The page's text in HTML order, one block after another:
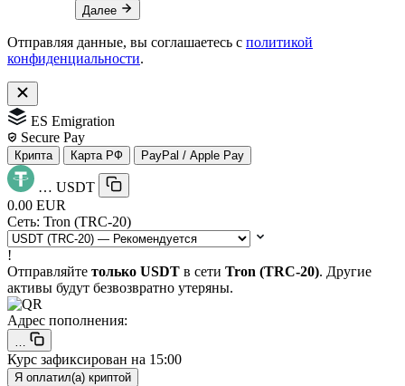
Далее
Отправляя данные, вы соглашаетесь с политикой
конфиденциальности.
ES Emigration
Secure Pay
Крипта Карта РФ PayPal / Apple Pay
… USDT
0.00 EUR
Сеть: Tron (TRC-20)
!
Отправляйте только USDT в сети Tron (TRC-20). Другие
активы будут безвозвратно утеряны.
Адрес пополнения:
…
Курс зафиксирован на 15:00
Я оплатил(а) криптой